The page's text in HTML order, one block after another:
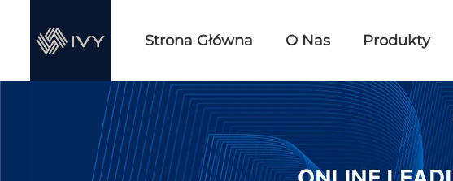
Strona Główna O Nas Produkty